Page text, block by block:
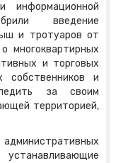
информационной
введение
и тротуаров от
многоквартирных
и торговых
и
за своим
территорией,